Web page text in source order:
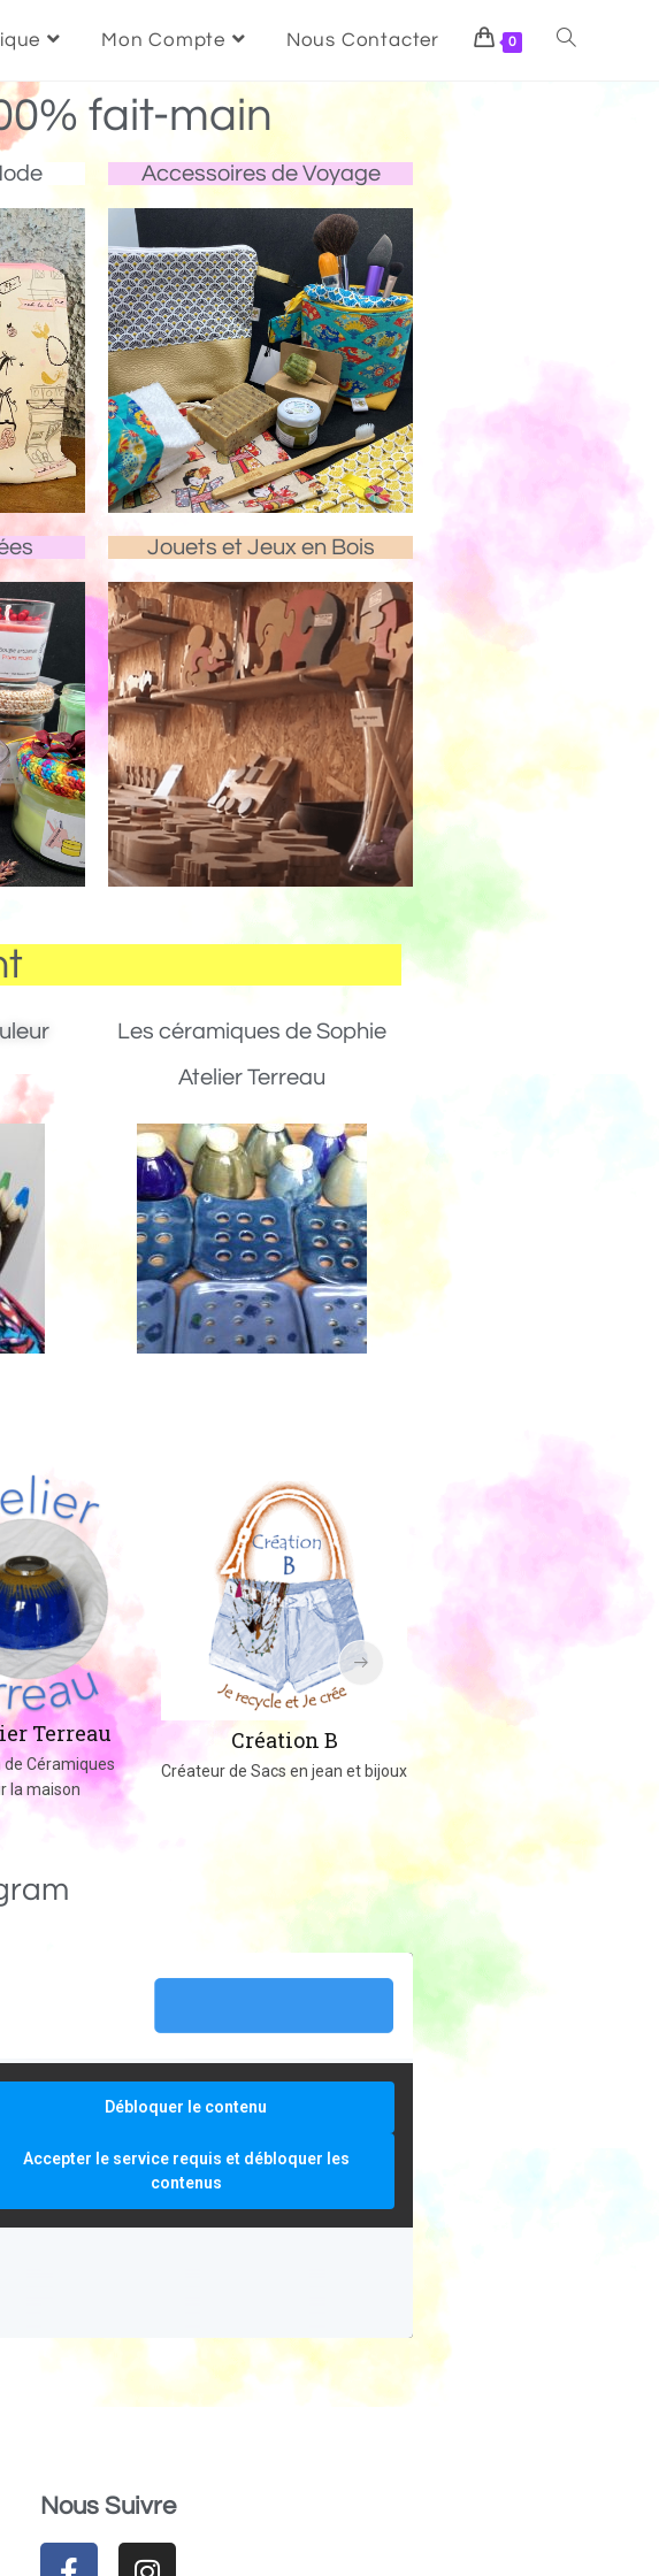
Mon Compte Nous Contacter 0
fait-main
Accessoires de Voyage
Jouets et Jeux en Bois
Les céramiques de Sophie
Atelier Terreau
Terreau
de Céramiques
la maison
Création B
Créateur de Sacs en jean et bijoux
Créations au crochet ou tricot
Débloquer le contenu
Accepter le service requis et débloquer les
contenus
Nous Suivre